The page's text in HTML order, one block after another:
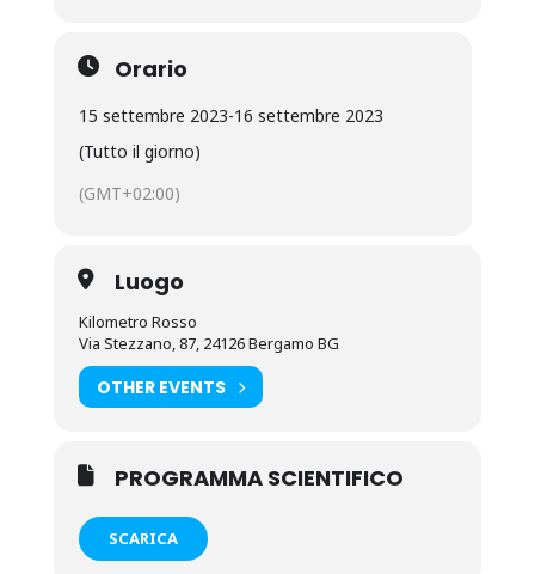
Orario
15 settembre 2023-16 settembre 2023
(Tutto il giorno)
(GMT+02:00)
Luogo
Kilometro Rosso
Via Stezzano, 87, 24126 Bergamo BG
OTHER EVENTS
PROGRAMMA SCIENTIFICO
SCARICA